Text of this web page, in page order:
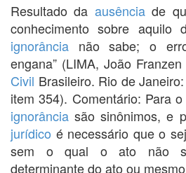
Resultado da ausênciade
conhecimento sobre
ignorância não sabe; o
engana” (LIMA, João
Civil Brasileiro. Rio de Janeiro:
item 354). Comentário: Para o
ignorância são sinônimos, e
jurídico é necessário que o
sem o qual o ato não
determinante do ato ou